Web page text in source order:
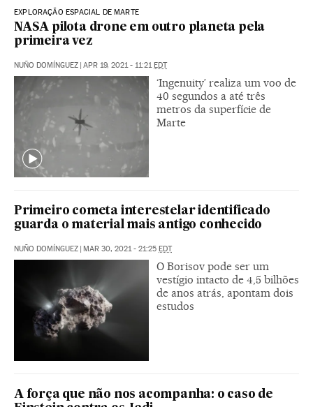
EXPLORAÇÃO ESPACIAL DE MARTE
NASA pilota drone em outro planeta pela
primeira vez
NUÑO DOMÍNGUEZ | APR 19, 2021 - 11:21EDT
‘Ingenuity’ realiza um voo de
40 segundos a até três
metros da superfície de
Marte
Primeiro cometa interestelar identificado
guarda o material mais antigo conhecido
NUÑO DOMÍNGUEZ | MAR 30, 2021 - 21:25 EDT
O Borisov pode ser um
vestígio intacto de 4,5 bilhões
de anos atrás, apontam dois
estudos
A força que não nos acompanha: o caso de